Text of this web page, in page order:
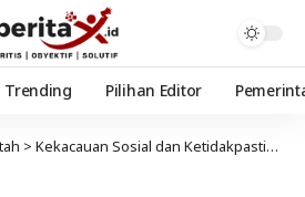
Trending Pilihan Editor
> Kekacauan Sosial dan Ketidakpastian: Demokrasi Tanpa Fondasi yang Merusak Struktur Negara